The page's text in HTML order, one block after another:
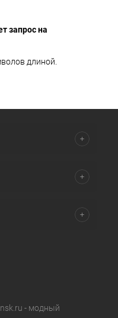
запрос на
длиной.
- модный